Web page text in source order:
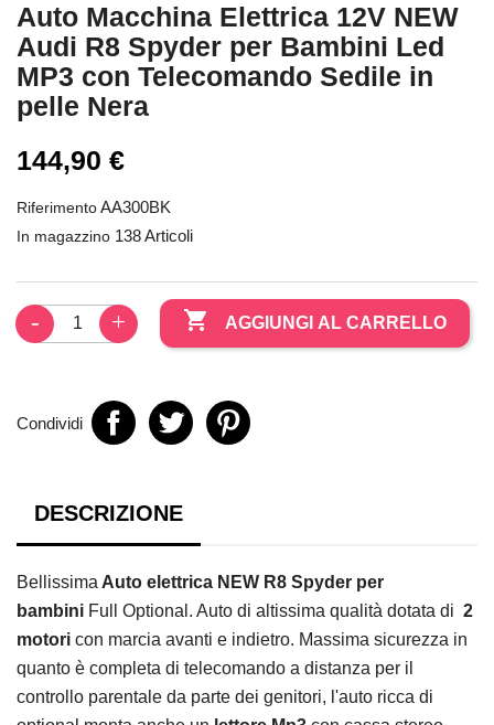
Auto Macchina Elettrica 12V NEW
Audi R8 Spyder per Bambini Led
MP3 con Telecomando Sedile in
pelle Nera
144,90 €
RiferimentoAA300BK
In magazzino 138 Articoli
 AGGIUNGI AL CARRELLO
Condividi
DESCRIZIONE
Bellissima Auto elettrica NEW R8 Spyder per
bambini Full Optional. Auto di altissima qualità dotata di 2
motori con marcia avanti e indietro. Massima sicurezza in
quanto è completa di telecomando a distanza per il
controllo parentale da parte dei genitori, l'auto ricca di